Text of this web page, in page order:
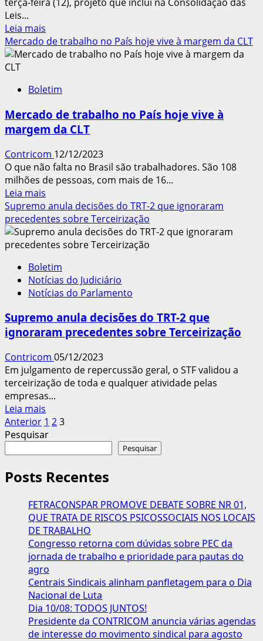
Leis...
Leia mais
mais
sobre
pode
Jornada
sem
de
Salário,
aprova
Comissão
Mercado de trabalho no País hoje vive à margem da CLT
Boletim
Mercado de trabalho no País hoje vive à
margem da CLT
Contricom 12/12/2023
O que não falta no Brasil são trabalhadores. São 108
milhões de pessoas, com mais de 16...
Leia mais
mais
sobre
Mercado
de
no
País
hoje
à
margem
CLT
Supremo anula decisões do TRT-2 que ignoraram
precedentes sobre Terceirização
Boletim
Notícias do Judiciário
Notícias do Parlamento
Supremo anula decisões do TRT-2 que
ignoraram precedentes sobre Terceirização
Contricom 05/12/2023
Em julgamento de repercussão geral, o STF validou a
terceirização de toda e qualquer atividade pelas
empresas...
Leia mais
mais
sobre
decisões
do
TRT-
2
que
ignoraram
precedentes
sobre
Terceirização
Paginação
dos
Anterior 1 23
Pesquisar
Pesquisar
Posts Recentes
FETRACONSPAR PROMOVE DEBATE SOBRE NR 01,
QUE TRATA DE RISCOS PSICOSSOCIAIS NOS LOCAIS
DE TRABALHO
Congresso retorna com dúvidas sobre PEC da
jornada de trabalho e prioridade para pautas do
agro
Centrais Sindicais alinham panfletagem para o Dia
Nacional de Luta
Dia 10/08: TODOS JUNTOS!
Presidente da CONTRICOM anuncia várias agendas
de interesse do movimento sindical para agosto